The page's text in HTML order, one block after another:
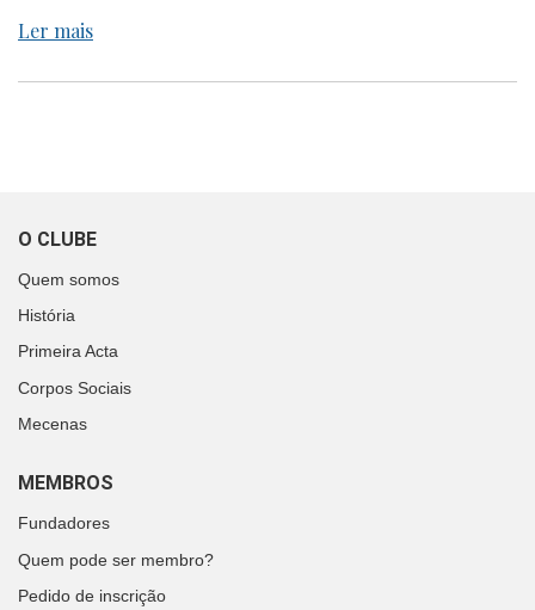
Ler mais
O CLUBE
Quem somos
História
Primeira Acta
Corpos Sociais
Mecenas
MEMBROS
Fundadores
Quem pode ser membro?
Pedido de inscrição